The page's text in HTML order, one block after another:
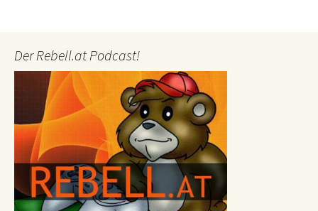
Der Rebell.at Podcast!